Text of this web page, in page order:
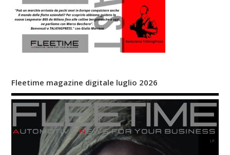
Fleetime magazine digitale luglio 2026